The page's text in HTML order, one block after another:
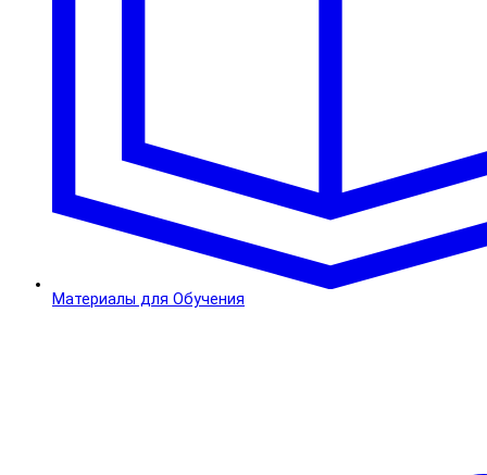
Материалы для Обучения